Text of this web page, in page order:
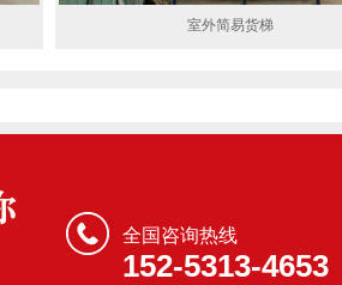
室外简易货梯
全国咨询热线
152-5313-4653